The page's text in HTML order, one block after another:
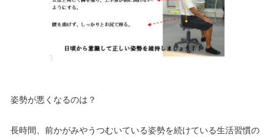
姿勢が悪くなるのは？
長時間、前かがみやうつむいている姿勢を続けている生活習慣の